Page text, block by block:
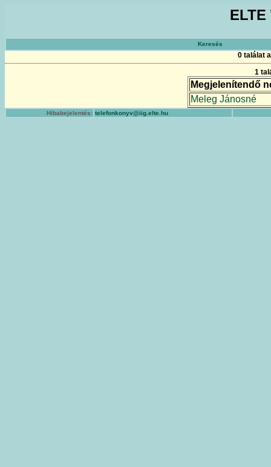
Keresés
0 találat
1
Megjelenítendő
Meleg Jánosné
Hibabejelentés: telefonkonyv@iig.elte.hu